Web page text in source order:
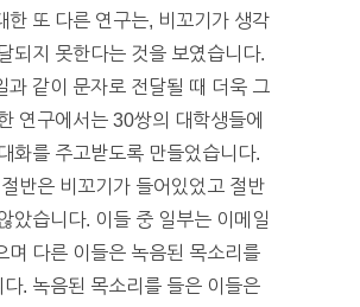
한 또 다른 연구는, 비꼬기가 생각
되지 못한다는 것을 보였습니다.
과 같이 문자로 전달될 때 더욱 그
연구에서는 30쌍의 대학생들에
화를 주고받도록 만들었습니다.
반은 비꼬기가 들어있었고 절반
았습니다. 이들 중 일부는 이메일
며 다른 이들은 녹음된 목소리를
다. 녹음된 목소리를 들은 이들은